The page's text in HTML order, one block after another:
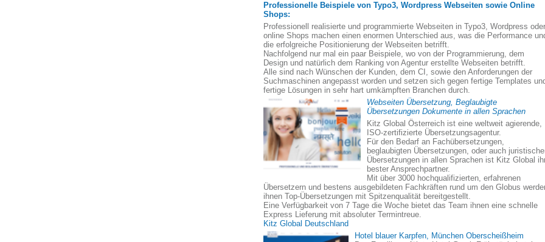
Professionelle Beispiele von Typo3, Wordpress Webseiten sowie Online
Shops:
Professionell realisierte und programmierte Webseiten in Typo3, Wordpress oder
online Shops machen einen enormen Unterschied aus, was die Performance
die erfolgreiche Positionierung der Webseiten betrifft.
Nachfolgend nur mal ein paar Beispiele, wo von der Programmierung, dem
Design und natürlich dem Ranking von Agentur erstellte Webseiten betrifft.
Alle sind nach Wünschen der Kunden, dem CI, sowie den Anforderungen der
Suchmaschinen angepasst worden und setzen sich gegen fertige Templates
fertige Lösungen in sehr hart umkämpften Branchen durch.
Webseiten Übersetzung, Beglaubigte
Übersetzungen Dokumente in allen Sprachen
Kitz Global Österreich ist eine weltweit agierende,
ISO-zertifizierte Übersetzungsagentur.
Für den Bedarf an Fachübersetzungen,
beglaubigten Übersetzungen, oder auch
Übersetzungen in allen Sprachen ist Kitz Global
bester Ansprechpartner.
Mit über 3000 hochqualifizierten, erfahrenen
Übersetzern und bestens ausgebildeten Fachkräften rund um den Globus
ihnen Top-Übersetzungen mit Spitzenqualität bereitgestellt.
Eine Verfügbarkeit von 7 Tage die Woche bietet das Team ihnen eine schnelle
Express Lieferung mit absoluter Termintreue.
Kitz Global Deutschland
Hotel blauer Karpfen, München Oberscheißheim